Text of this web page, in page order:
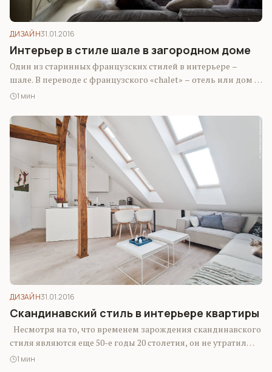
ДИЗАЙН31.01.2016
Интерьер в стиле шале в загородном доме
Один из старинных французских стилей в интерьере –
шале. В переводе с французского «chalet» – отель или дом в
сельском…
1 мин
ДИЗАЙН31.01.2016
Скандинавский стиль в интерьере квартиры
Несмотря на то, что временем зарождения скандинавского
стиля являются еще 50-е годы 20 столетия, он не утратил
своей актуальности…
1 мин